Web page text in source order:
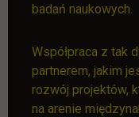
badań naukowych.
Współpraca z tak
partnerem, jakim
rozwój projektów,
na arenie